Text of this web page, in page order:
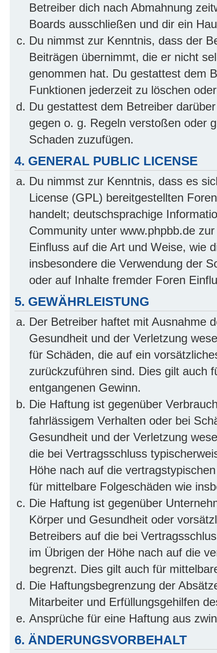
Betreiber dich nach Abmahnung
Boards ausschließen und dir ein
Du nimmst zur Kenntnis, dass der
Beiträgen übernimmt, die er nicht
genommen hat. Du gestattest dem
Funktionen jederzeit zu löschen
Du gestattest dem Betreiber
gegen o. g. Regeln verstoßen oder
Schaden zuzufügen.
4. GENERAL PUBLIC LICENSE
Du nimmst zur Kenntnis, dass es
License (GPL) bereitgestellten
handelt; deutschsprachige
Community unter www.phpbb.de
Einfluss auf die Art und Weise, wie
insbesondere die Verwendung der
oder auf Inhalte fremder Foren
5. GEWÄHRLEISTUNG
Der Betreiber haftet mit Ausnahme
Gesundheit und der Verletzung
für Schäden, die auf ein
zurückzuführen sind. Dies gilt auch
entgangenen Gewinn.
Die Haftung ist gegenüber
fahrlässigem Verhalten oder bei
Gesundheit und der Verletzung
die bei Vertragsschluss
Höhe nach auf die
für mittelbare Folgeschäden wie
Die Haftung ist gegenüber
Körper und Gesundheit oder
Betreibers auf die bei
im Übrigen der Höhe nach auf die
begrenzt. Dies gilt auch für
Die Haftungsbegrenzung der
Mitarbeiter und Erfüllungsgehilfen
Ansprüche für eine Haftung aus
6. ÄNDERUNGSVORBEHALT